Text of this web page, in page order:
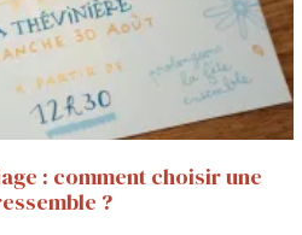
: comment choisir une
?